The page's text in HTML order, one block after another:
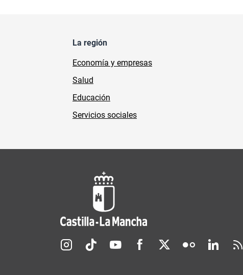
La región
Economía y empresas
Salud
Educación
Servicios sociales
Redes sociales JCCM